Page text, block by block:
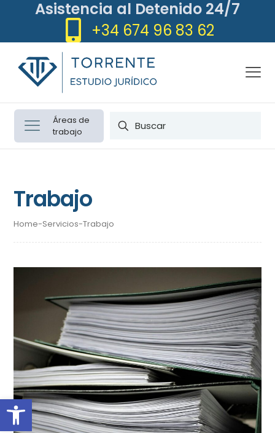
Asistencia al Detenido 24/7
+34 674 96 83 62
Áreas de
trabajo
Trabajo
Home-Servicios-Trabajo
Abrir barra de herramientas